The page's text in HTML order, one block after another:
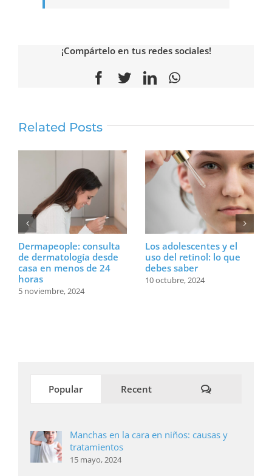
¡Compártelo en tus redes sociales!
Facebook
TwitterLinkedInWhatsApp
Related Posts
Dermapeople: consulta
de dermatología desde
casa en menos de 24
horas
5 noviembre, 2024
Los adolescentes y el
uso del retinol: lo que
debes saber
10 octubre, 2024
Popular Recent Comments
Manchas en la cara en niños: causas y
tratamientos
15 mayo, 2024